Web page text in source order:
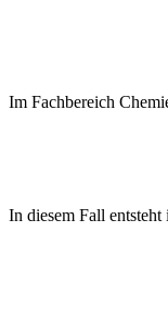
Im Fachbereich
In diesem Fall entsteht